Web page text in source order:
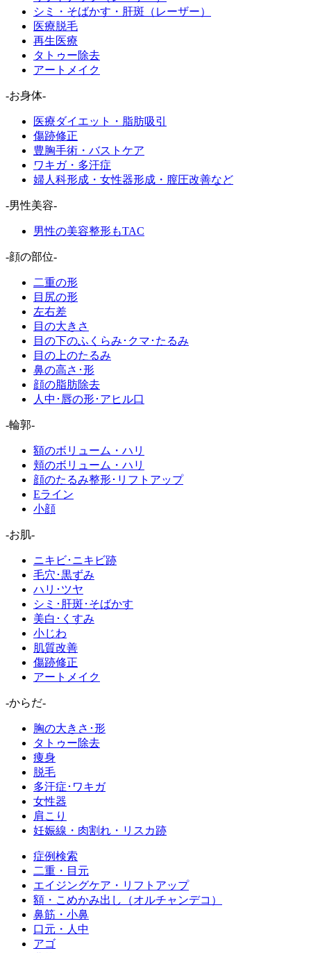
シミ・そばかす・肝斑（レーザー）
医療脱毛
再生医療
タトゥー除去
アートメイク
-お身体-
医療ダイエット・脂肪吸引
傷跡修正
豊胸手術・バストケア
ワキガ・多汗症
婦人科形成・女性器形成・膣圧改善など
-男性美容-
男性の美容整形もTAC
-顔の部位-
二重の形
目尻の形
左右差
目の大きさ
目の下のふくらみ･クマ･たるみ
目の上のたるみ
鼻の高さ･形
顔の脂肪除去
人中･唇の形･アヒル口
-輪郭-
額のボリューム・ハリ
頬のボリューム・ハリ
顔のたるみ整形･リフトアップ
Eライン
小顔
-お肌-
ニキビ･ニキビ跡
毛穴･黒ずみ
ハリ･ツヤ
シミ･肝斑･そばかす
美白･くすみ
小じわ
肌質改善
傷跡修正
アートメイク
-からだ-
胸の大きさ･形
タトゥー除去
痩身
脱毛
多汗症･ワキガ
女性器
肩こり
妊娠線・肉割れ・リスカ跡
症例検索
二重・目元
エイジングケア・リフトアップ
額・こめかみ出し（オルチャンデコ）
鼻筋・小鼻
口元・人中
アゴ